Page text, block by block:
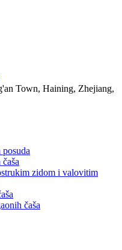
Town, Haining, Zhejiang,
zidom i valovitim
čaša